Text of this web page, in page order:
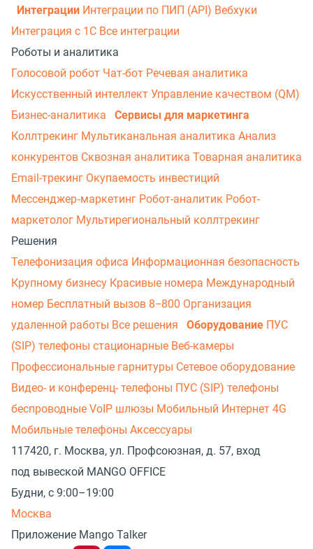
Интеграции Интеграции по ПИП (API) Вебхуки
Интеграция с 1С Все интеграции
Роботы и аналитика
Голосовой робот Чат-бот Речевая аналитика
Искусственный интеллект Управление качеством (QM)
Бизнес-аналитика
Сервисы для маркетинга
Коллтрекинг Мультиканальная аналитика Анализ
конкурентов Сквозная аналитика Товарная аналитика
Email-трекинг Окупаемость инвестиций
Мессенджер‑маркетинг Робот-аналитик Робот-
маркетолог Мультирегиональный коллтрекинг
Решения
Телефонизация офиса Информационная безопасность
Крупному бизнесу Красивые номера Международный
номер Бесплатный вызов 8−800 Организация
удаленной работы Все решения Оборудование ПУС
(SIP) телефоны стационарные Веб-камеры
Профессиональные гарнитуры Сетевое оборудование
Видео- и конференц- телефоны ПУС (SIP) телефоны
беспроводные VoIP шлюзы Мобильный Интернет 4G
Мобильные телефоны Аксессуары
117420, г. Москва, ул. Профсоюзная, д. 57, вход
под вывеской MANGO OFFICE
Будни, с 9:00–19:00
Москва
Приложение Mango Talker